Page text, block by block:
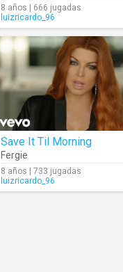
8 años | 666 jugadas
luizricardo_96
Save It Til Morning
Fergie
8 años | 733 jugadas
luizricardo_96